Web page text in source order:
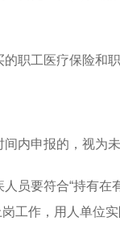
职工医疗保险和
间内申报的，视为
人员要符合“持有
工作，用人单位